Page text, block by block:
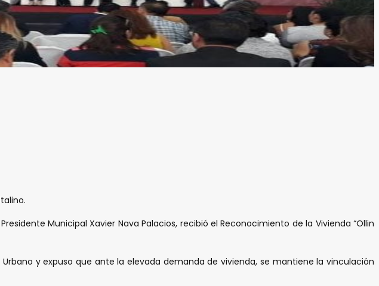
Municipal Xavier Nava Palacios, recibió el Reconocimiento de la Vivienda “Ollin
y expuso que ante la elevada demanda de vivienda, se mantiene la vinculación